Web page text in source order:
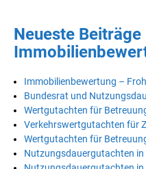
Neueste Beiträge
Immobilienbewertung –
Bundesrat und
Wertgutachten für
Verkehrswertgutachten für
Wertgutachten für
Nutzungsdauergutachten in